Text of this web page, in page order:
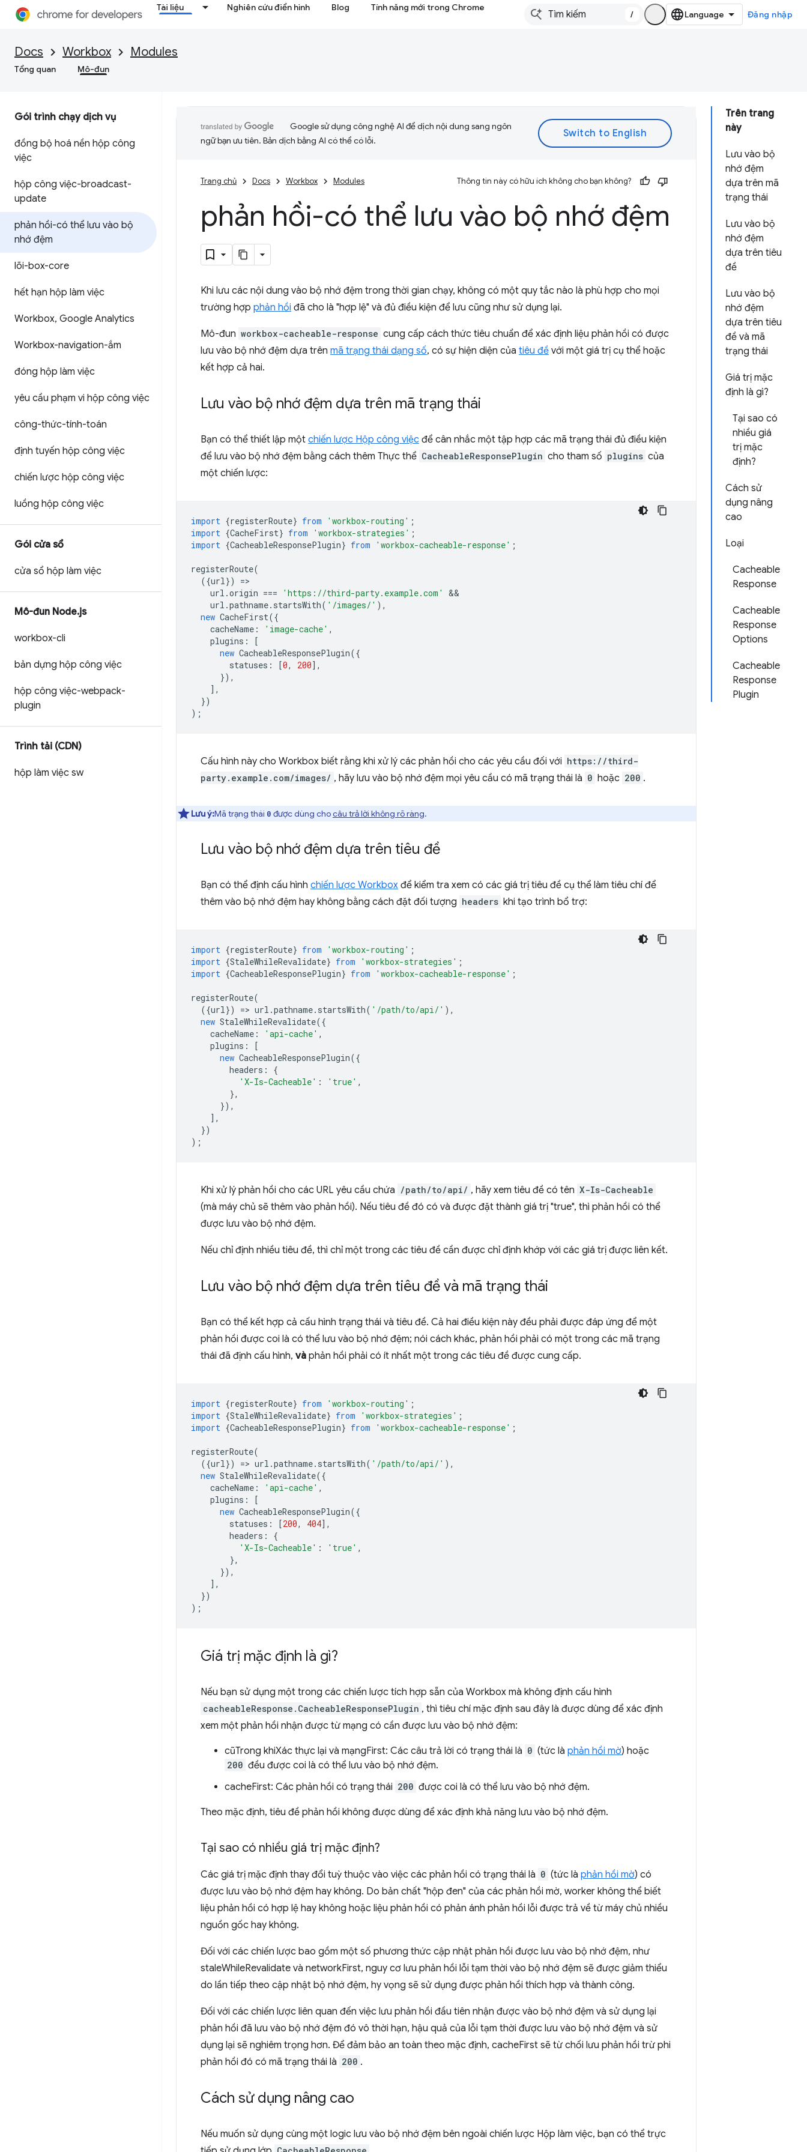
Tài liệu Nghiên cứu điển hình Blog Tính năng mới trong Chrome
/ Đăng nhập
Docs Workbox Modules
Tổng quan Mô-đun
Gói trình chạy dịch vụ
đồng bộ hoá nền hộp công
việc
hộp công việc-broadcast-
update
phản hồi-có thể lưu vào bộ
nhớ đệm
lõi-box-core
hết hạn hộp làm việc
Workbox, Google Analytics
Workbox-navigation-ắm
đóng hộp làm việc
yêu cầu phạm vi hộp công việc
công-thức-tính-toán
định tuyến hộp công việc
chiến lược hộp công việc
luồng hộp công việc
Gói cửa sổ
cửa sổ hộp làm việc
Mô-đun Node.js
workbox-cli
bản dựng hộp công việc
hộp công việc-webpack-
plugin
Trình tải (CDN)
hộp làm việc sw
Trên trang
này
Lưu vào bộ
nhớ đệm
dựa trên mã
trạng thái
Lưu vào bộ
nhớ đệm
dựa trên tiêu
đề
Lưu vào bộ
nhớ đệm
dựa trên tiêu
đề và mã
trạng thái
Giá trị mặc
định là gì?
Tại sao có
nhiều giá
trị mặc
định?
Cách sử
dụng nâng
cao
Loại
Cacheable
Response
Cacheable
Response
Options
Cacheable
Response
Plugin
Google sử dụng công nghệ AI để dịch nội dung sang ngôn
ngữ bạn ưu tiên. Bản dịch bằng AI có thể có lỗi.
Trang chủ Docs Workbox Modules Thông tin này có hữu ích không cho bạn không?
phản hồi-có thể lưu vào bộ nhớ đệm
Khi lưu các nội dung vào bộ nhớ đệm trong thời gian chạy, không có một quy tắc nào là phù hợp cho mọi
trường hợp phản hồi đã cho là "hợp lệ" và đủ điều kiện để lưu cũng như sử dụng lại.
Mô-đun workbox-cacheable-response cung cấp cách thức tiêu chuẩn để xác định liệu phản hồi có được
lưu vào bộ nhớ đệm dựa trên mã trạng thái dạng số, có sự hiện diện của tiêu đề với một giá trị cụ thể hoặc
kết hợp cả hai.
Lưu vào bộ nhớ đệm dựa trên mã trạng thái
Bạn có thể thiết lập một chiến lược Hộp công việc để cân nhắc một tập hợp các mã trạng thái đủ điều kiện
để lưu vào bộ nhớ đệm bằng cách thêm Thực thể CacheableResponsePlugin cho tham số plugins của
một chiến lược:
import {registerRoute} from 'workbox-routing' ;
import {CacheFirst} from 'workbox-strategies' ;
import {CacheableResponsePlugin} from 'workbox-cacheable-response' ;
registerRoute(
({url}) =
url .origin === 'https://third-party.example.com'
url .pathname. startsWith( '/images/' ),
new CacheFirst({
cacheName : 'image-cache' ,
plugins :
[
new CacheableResponsePlugin({
statuses : [0, 200],
}),
],
})
);
Cấu hình này cho Workbox biết rằng khi xử lý các phản hồi cho các yêu cầu đối với https://third-
party.example.com/images/ , hãy lưu vào bộ nhớ đệm mọi yêu cầu có mã trạng thái là 0 hoặc 200 .
Lưu ý:Mã trạng thái 0 được dùng chocâu trả lời không rõ ràng.
Lưu vào bộ nhớ đệm dựa trên tiêu đề
Bạn có thể định cấu hình chiến lược Workbox để kiểm tra xem có các giá trị tiêu đề cụ thể làm tiêu chí để
thêm vào bộ nhớ đệm hay không bằng cách đặt đối tượng headers khi tạo trình bổ trợ:
import {registerRoute} from 'workbox-routing' ;
import {StaleWhileRevalidate} from 'workbox-strategies' ;
import {CacheableResponsePlugin} from 'workbox-cacheable-response' ;
registerRoute(
({url}) => url .pathname. startsWith( '/path/to/api/' ),
new StaleWhileRevalidate({
cacheName : 'api-cache' ,
plugins :
[
new CacheableResponsePlugin({
headers :
{
'X-Is-Cacheable' : 'true' ,
},
}),
],
})
);
Khi xử lý phản hồi cho các URL yêu cầu chứa /path/to/api/ , hãy xem tiêu đề có tên X-Is-Cacheable
(mà máy chủ sẽ thêm vào phản hồi). Nếu tiêu đề đó có và được đặt thành giá trị "true", thì phản hồi có thể
được lưu vào bộ nhớ đệm.
Nếu chỉ định nhiều tiêu đề, thì chỉ một trong các tiêu đề cần được chỉ định khớp với các giá trị được liên kết.
Lưu vào bộ nhớ đệm dựa trên tiêu đề và mã trạng thái
Bạn có thể kết hợp cả cấu hình trạng thái và tiêu đề. Cả hai điều kiện này đều phải được đáp ứng để một
phản hồi được coi là có thể lưu vào bộ nhớ đệm; nói cách khác, phản hồi phải có một trong các mã trạng
thái đã định cấu hình, và phản hồi phải có ít nhất một trong các tiêu đề được cung cấp.
import {registerRoute} from 'workbox-routing' ;
import {StaleWhileRevalidate} from 'workbox-strategies' ;
import {CacheableResponsePlugin} from 'workbox-cacheable-response' ;
registerRoute(
({url}) => url .pathname. startsWith( '/path/to/api/' ),
new StaleWhileRevalidate({
cacheName : 'api-cache' ,
plugins :
[
new CacheableResponsePlugin({
statuses : [200, 404],
headers :
{
'X-Is-Cacheable' : 'true' ,
},
}),
],
})
);
Giá trị mặc định là gì?
Nếu bạn sử dụng một trong các chiến lược tích hợp sẵn của Workbox mà không định cấu hình
cacheableResponse.CacheableResponsePlugin , thì tiêu chí mặc định sau đây là được dùng để xác định
xem một phản hồi nhận được từ mạng có cần được lưu vào bộ nhớ đệm:
cũTrong khiXác thực lại và mạngFirst: Các câu trả lời có trạng thái là 0 (tức là phản hồi mờ) hoặc
200 đều được coi là có thể lưu vào bộ nhớ đệm.
cacheFirst: Các phản hồi có trạng thái 200 được coi là có thể lưu vào bộ nhớ đệm.
Theo mặc định, tiêu đề phản hồi không được dùng để xác định khả năng lưu vào bộ nhớ đệm.
Tại sao có nhiều giá trị mặc định?
Các giá trị mặc định thay đổi tuỳ thuộc vào việc các phản hồi có trạng thái là 0 (tức là phản hồi mờ) có
được lưu vào bộ nhớ đệm hay không. Do bản chất "hộp đen" của các phản hồi mờ, worker không thể biết
liệu phản hồi có hợp lệ hay không hoặc liệu phản hồi có phản ánh phản hồi lỗi được trả về từ máy chủ nhiều
nguồn gốc hay không.
Đối với các chiến lược bao gồm một số phương thức cập nhật phản hồi được lưu vào bộ nhớ đệm, như
staleWhileRevalidate và networkFirst, nguy cơ lưu phản hồi lỗi tạm thời vào bộ nhớ đệm sẽ được giảm thiểu
do lần tiếp theo cập nhật bộ nhớ đệm, hy vọng sẽ sử dụng được phản hồi thích hợp và thành công.
Đối với các chiến lược liên quan đến việc lưu phản hồi đầu tiên nhận được vào bộ nhớ đệm và sử dụng lại
phản hồi đã lưu vào bộ nhớ đệm đó vô thời hạn, hậu quả của lỗi tạm thời được lưu vào bộ nhớ đệm và sử
dụng lại sẽ nghiêm trọng hơn. Để đảm bảo an toàn theo mặc định, cacheFirst sẽ từ chối lưu phản hồi trừ phi
phản hồi đó có mã trạng thái là 200 .
Cách sử dụng nâng cao
Nếu muốn sử dụng cùng một logic lưu vào bộ nhớ đệm bên ngoài chiến lược Hộp làm việc, bạn có thể trực